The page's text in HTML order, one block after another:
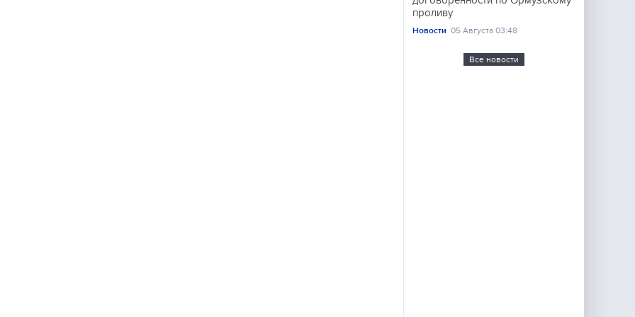
проливу
Новости 05 Августа 03:48
Все новости